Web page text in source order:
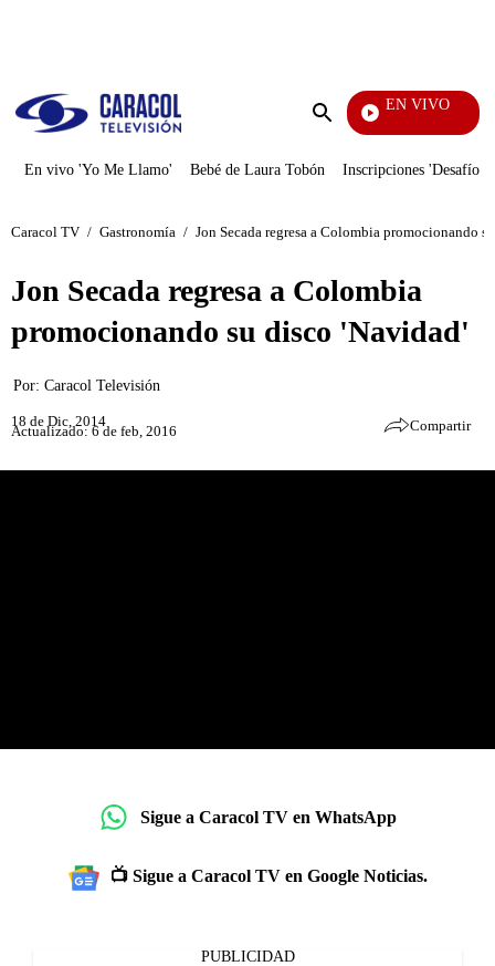
Enviar
EN VIVO
Día A Día
En vivo 'Yo Me Llamo' Bebé de Laura Tobón Inscripciones 'Desafío'
Caracol TV / Gastronomía / Jon Secada regresa a Colombia promocionando
Jon Secada regresa a Colombia
promocionando su disco 'Navidad'
Por: Caracol Televisión
18 de Dic, 2014
Actualizado: 6 de feb, 2016 Compartir
Sigue a Caracol TV en WhatsApp
📺 Sigue a Caracol TV en Google Noticias.
PUBLICIDAD